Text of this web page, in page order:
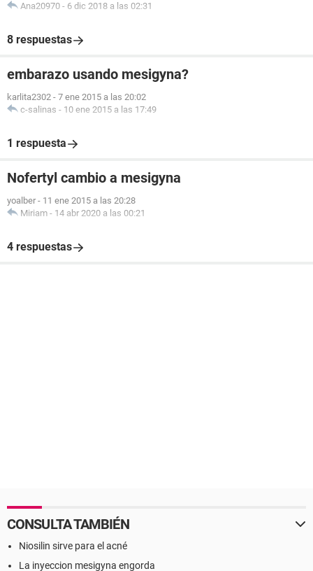
Ana20970 - 6 dic 2018 a las 02:31
8 respuestas
embarazo usando mesigyna?
karlita2302 - 7 ene 2015 a las 20:02
c-salinas - 10 ene 2015 a las 17:49
1 respuesta
Nofertyl cambio a mesigyna
yoalber - 11 ene 2015 a las 20:28
Miriam - 14 abr 2020 a las 00:21
4 respuestas
CONSULTA TAMBIÉN
Niosilin sirve para el acné
La inyeccion mesigyna engorda